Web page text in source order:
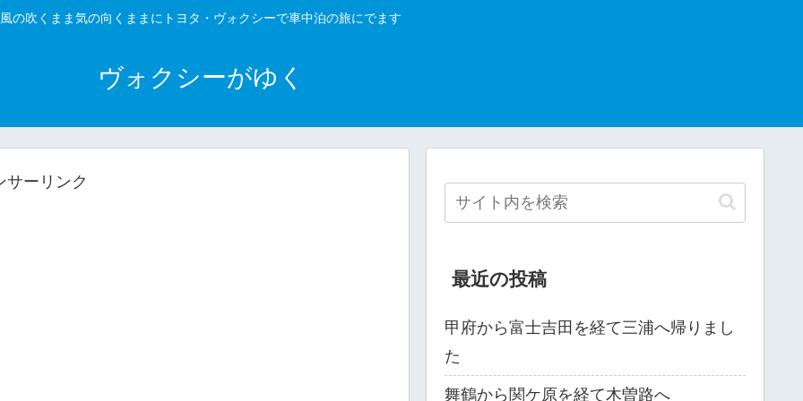
風の吹くまま気の向くままにトヨタ・ヴォクシーで車中泊の旅にでます
ヴォクシーがゆく
サーリンク
最近の投稿
甲府から富士吉田を経て三浦へ帰りまし
た
舞鶴から関ケ原を経て木曽路へ